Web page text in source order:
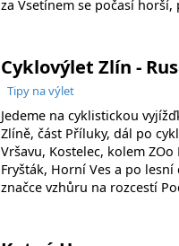
za Vsetínem se počasí
Cyklovýlet Zlín -
Tipy na výlet
Jedeme na cyklistickou
Zlíně, část Příluky, dál po
Vršavu, Kostelec, kolem ZOo
Fryšták, Horní Ves a po lesní
značce vzhůru na rozcestí